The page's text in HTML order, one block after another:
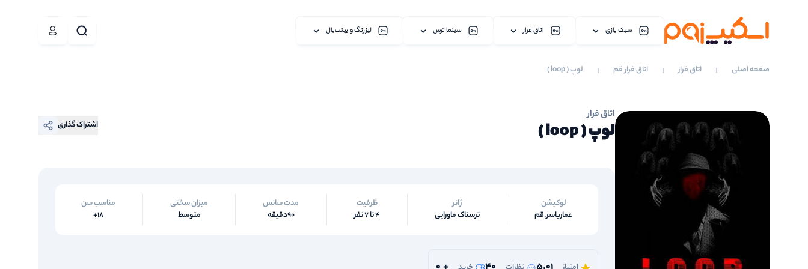
سبک بازی اتاق فرار سینما ترس لیزرتگ و پینت‌بال
صفحه اصلی اتاق فرار اتاق فرار قم لوپ ( loop )
اتاق فرار
لوپ ( loop ) اشتراک گذاری
لوکیشن
عماریاسر.قم
ژانر
ترسناک ماورایی
ظرفیت
4 تا 7 نفر
مدت سانس
90دقیقه
میزان سختی
متوسط
مناسب سن
18+